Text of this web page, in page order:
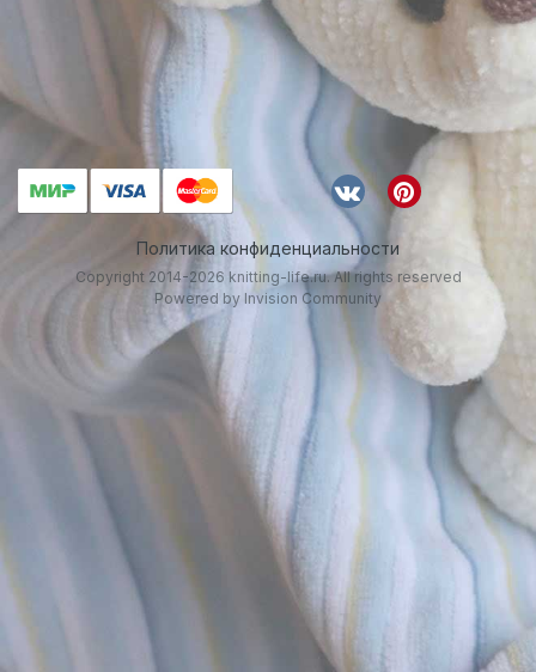
Политика конфиденциальности
Copyright 2014-2026 knitting-life.ru. All rights reserved
Powered by Invision Community